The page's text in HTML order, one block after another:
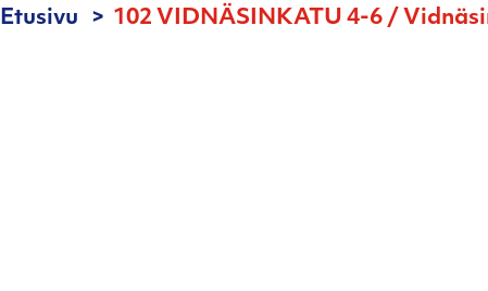
Etusivu 102 VIDNÄSINKATU 4-6 /